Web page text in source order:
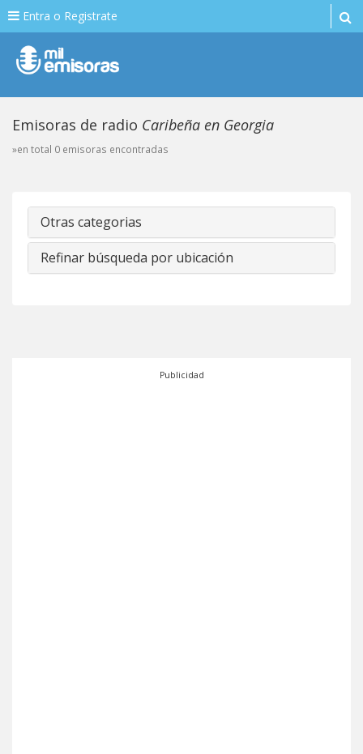
Entra o Registrate
Emisoras de radio Caribeña en Georgia
»en total 0 emisoras encontradas
Otras categorias
Refinar búsqueda por ubicación
Publicidad